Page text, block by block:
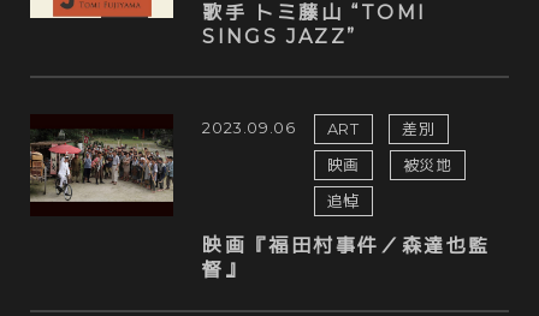
歌手 トミ藤山 “TOMI
SINGS JAZZ”
2023.09.06 ART
差別
映画
被災地
追悼
映画『福田村事件／森達也監
督』